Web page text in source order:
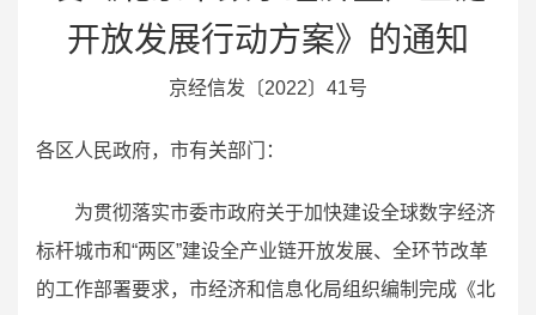
开放发展行动方案》的通知
京经信发〔2022〕41号
各区人民政府，市有关部门：
为贯彻落实市委市政府关于加快建设全球数字经济
标杆城市和“两区”建设全产业链开放发展、全环节改革
的工作部署要求，市经济和信息化局组织编制完成《北